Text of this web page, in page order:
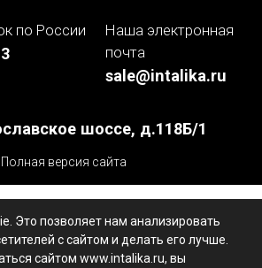
Это позволяет нам анализировать
с сайтом и делать его лучше.
сайтом www.intalika.ru, вы
по России
Наша электронная
почта
sale@intalika.ru
шоссе, д.118Б/1
Полная версия сайта